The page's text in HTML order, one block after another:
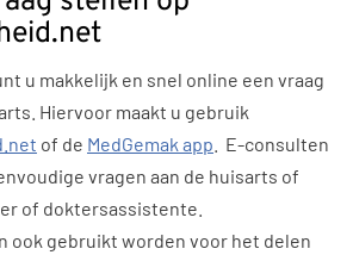
u makkelijk en snel online een vraag
Hiervoor maakt u gebruik
of de MedGemak app . E-consulten
vragen aan de huisarts of
of doktersassistente.
ook gebruikt worden voor het delen